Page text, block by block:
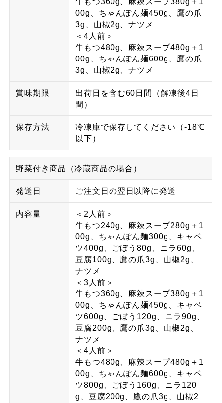
牛もつ360g、麻辣スープ380g＋1
00g、ちゃんぽん麺450g、鷹の爪
3g、山椒2g、ナツメ
＜4人前＞
牛もつ480g、麻辣スープ480g＋1
00g、ちゃんぽん麺600g、鷹の爪
3g、山椒2g、ナツメ
賞味期限
出荷日を含む60日間（解凍後4日
間）
保存方法
冷凍庫で保存してください（-18℃
以下）
野菜付き商品（冷蔵商品の場合）
発送日 ご注文日の翌日以降に発送
内容量
＜2人前＞
牛もつ240g、麻辣スープ280g＋1
00g、ちゃんぽん麺300g、キャベ
ツ400g、ごぼう80g、ニラ60g、
豆腐100g、鷹の爪3g、山椒2g、
ナツメ
＜3人前＞
牛もつ360g、麻辣スープ380g＋1
00g、ちゃんぽん麺450g、キャベ
ツ600g、ごぼう120g、ニラ90g、
豆腐200g、鷹の爪3g、山椒2g、
ナツメ
＜4人前＞
牛もつ480g、麻辣スープ480g＋1
00g、ちゃんぽん麺600g、キャベ
ツ800g、ごぼう160g、ニラ120
g、豆腐200g、鷹の爪3g、山椒2